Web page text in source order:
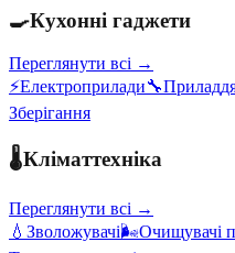
🍳Кухонні гаджети
Переглянути всі →
⚡Електроприлади🔧
Зберігання
🌡️Кліматтехніка
Переглянути всі →
💧 Зволожувачі🌬️Очищувачі